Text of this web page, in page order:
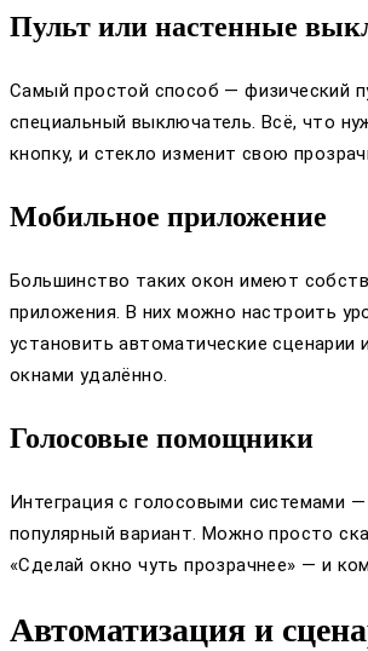
Пульт или настенные
Самый простой способ — физический
специальный выключатель. Всё, что
кнопку, и стекло изменит свою
Мобильное приложение
Большинство таких окон имеют
приложения. В них можно настроить
установить автоматические сценарии
окнами удалённо.
Голосовые помощники
Интеграция с голосовыми системами
популярный вариант. Можно просто
«Сделай окно чуть прозрачнее» — и
Автоматизация и